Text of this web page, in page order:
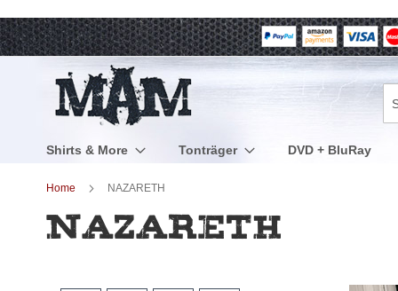
Direkt
Inhalt
Shirts & More
Tonträger DVD + BluRay
Home NAZARETH
NAZARETH